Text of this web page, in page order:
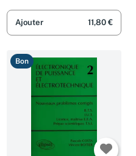
Ajouter 11,80 €
Bon